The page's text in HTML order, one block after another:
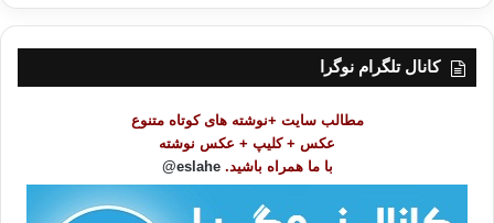
ر
کانال تلگرام نوگرا
مطالب سایت +نوشته های کوتاه متنوع
عکس + کلیپ + عکس نوشته
با ما همراه باشید. eslahe@